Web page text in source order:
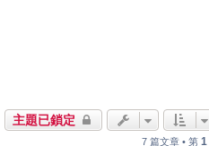
主題已鎖定
7 篇文章 • 第 1